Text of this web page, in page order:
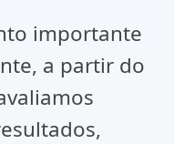
importante
a partir do